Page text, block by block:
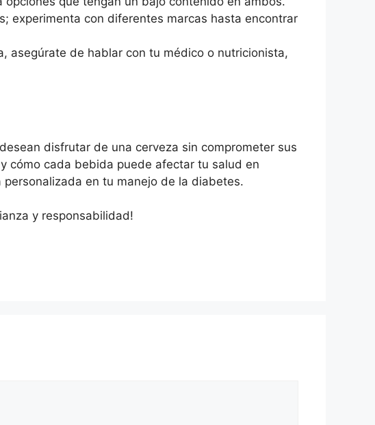
experimenta con diferentes marcas hasta encontrar
asegúrate de hablar con tu médico o nutricionista,
disfrutar de una cerveza sin comprometer sus
cómo cada bebida puede afectar tu salud en
en tu manejo de la diabetes.
y responsabilidad!